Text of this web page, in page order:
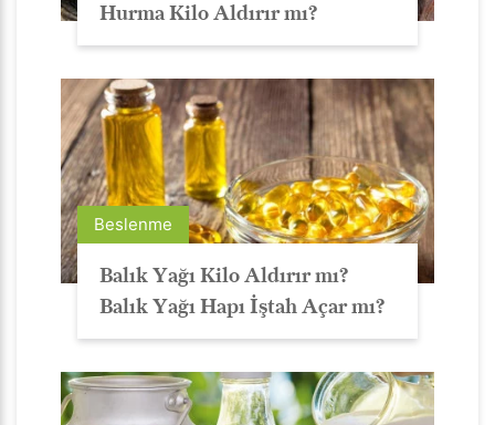
Hurma Kilo Aldırır mı?
Beslenme
Balık Yağı Kilo Aldırır mı?
Balık Yağı Hapı İştah Açar mı?